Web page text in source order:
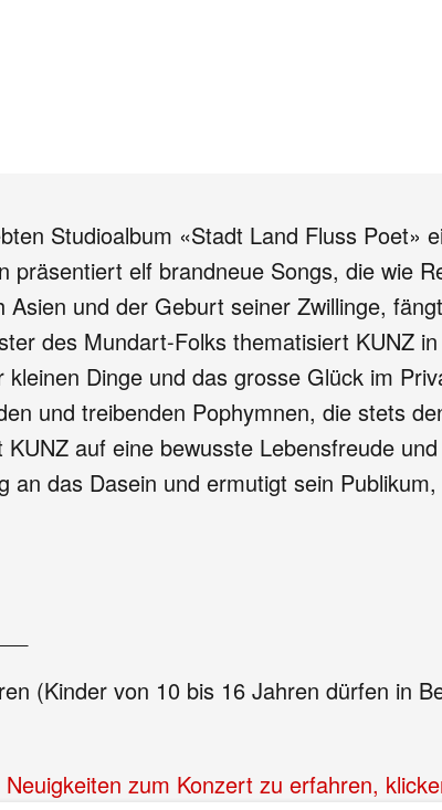
Studioalbum «Stadt Land Fluss
präsentiert elf brandneue Songs, die wie
und der Geburt seiner Zwillinge,
des Mundart-Folks thematisiert KUNZ
Dinge und das grosse Glück im
und treibenden Pophymnen, die stets
auf eine bewusste Lebensfreude
an das Dasein und ermutigt sein
(Kinder von 10 bis 16 Jahren dürfen in
zum Konzert zu erfahren,